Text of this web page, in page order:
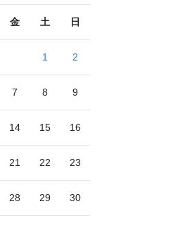
金 土 日
1 2
7 8 9
14 15 16
21 22 23
28 29 30